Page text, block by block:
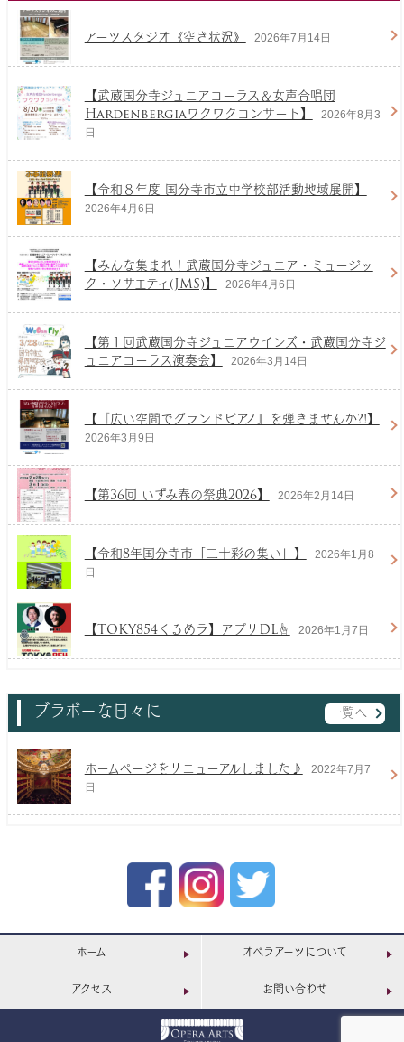
アーツスタジオ《空き状況》 2026年7月14日
【武蔵国分寺ジュニアコーラス＆女声合唱団
Hardenbergiaワクワクコンサート】
2026年8月3
日
【令和８年度 国分寺市立中学校部活動地域展開】
2026年4月6日
【みんな集まれ！武蔵国分寺ジュニア・ミュージッ
ク・ソサエティ(JMS)】
2026年4月6日
【第１回武蔵国分寺ジュニアウインズ・武蔵国分寺ジ
ュニアコーラス演奏会】
2026年3月14日
【『広い空間でグランドピアノ』を弾きませんか?!】
2026年3月9日
【第36回 いずみ春の祭典2026】 2026年2月14日
【令和8年国分寺市「二十彩の集い」】
2026年1月8
日
【TOKY854くるめラ】アプリDL☝ 2026年1月7日
ブラボーな日々に 一覧へ
ホームページをリニューアルしました♪
2022年7月7
日
ホーム オペラアーツについて
アクセス お問い合わせ